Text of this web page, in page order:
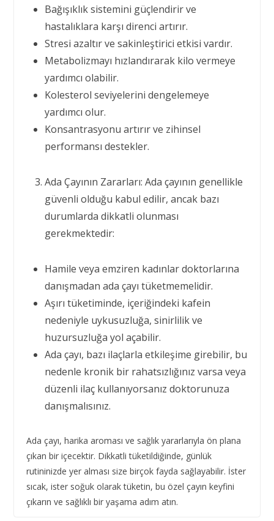
Bağışıklık sistemini güçlendirir ve
hastalıklara karşı direnci artırır.
Stresi azaltır ve sakinleştirici etkisi vardır.
Metabolizmayı hızlandırarak kilo vermeye
yardımcı olabilir.
Kolesterol seviyelerini dengelemeye
yardımcı olur.
Konsantrasyonu artırır ve zihinsel
performansı destekler.
Ada Çayının Zararları: Ada çayının genellikle
güvenli olduğu kabul edilir, ancak bazı
durumlarda dikkatli olunması
gerekmektedir:
Hamile veya emziren kadınlar doktorlarına
danışmadan ada çayı tüketmemelidir.
Aşırı tüketiminde, içeriğindeki kafein
nedeniyle uykusuzluğa, sinirlilik ve
huzursuzluğa yol açabilir.
Ada çayı, bazı ilaçlarla etkileşime girebilir, bu
nedenle kronik bir rahatsızlığınız varsa veya
düzenli ilaç kullanıyorsanız doktorunuza
danışmalısınız.
Ada çayı, harika aroması ve sağlık yararlarıyla ön plana
çıkan bir içecektir. Dikkatli tüketildiğinde, günlük
rutininizde yer alması size birçok fayda sağlayabilir. İster
sıcak, ister soğuk olarak tüketin, bu özel çayın keyfini
çıkarın ve sağlıklı bir yaşama adım atın.